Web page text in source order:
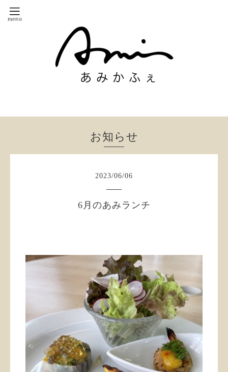
お知らせ
2023/06/06
6月のあみランチ